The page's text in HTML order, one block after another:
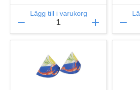
Lägg till i varukorg
remove add remove